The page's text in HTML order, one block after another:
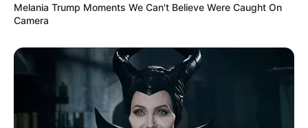
Melania Trump Moments We Can't Believe Were Caught On
Camera